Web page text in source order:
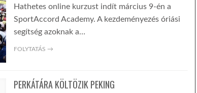
Hathetes online kurzust indít március 9-én a
SportAccord Academy. A kezdeményezés óriási
segítség azoknak a…
FOLYTATÁS →
PERKÁTÁRA KÖLTÖZIK PEKING